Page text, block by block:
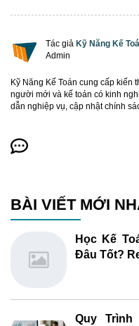
Tác giả Kỹ Năng Kế
Admin
Kỹ Năng Kế Toán cung cấp kiến
người mới và kế toán có kinh
dẫn nghiệp vụ, cập nhật chính
BÀI VIẾT MỚI
Học Kế
Đâu Tốt?
Quy